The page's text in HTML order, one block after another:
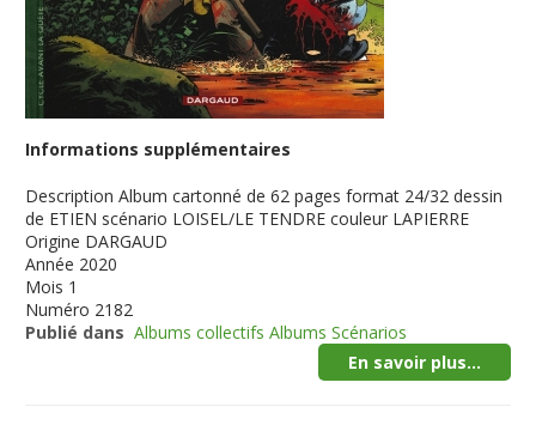
Informations supplémentaires
Description Album cartonné de 62 pages format 24/32 dessin
de ETIEN scénario LOISEL/LE TENDRE couleur LAPIERRE
Origine DARGAUD
Année 2020
Mois 1
Numéro 2182
Publié dans Albums collectifs Albums Scénarios
En savoir plus...